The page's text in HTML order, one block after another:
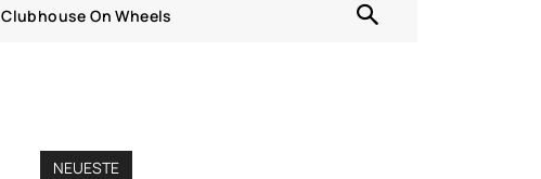
Clubhouse On Wheels
NEUESTE